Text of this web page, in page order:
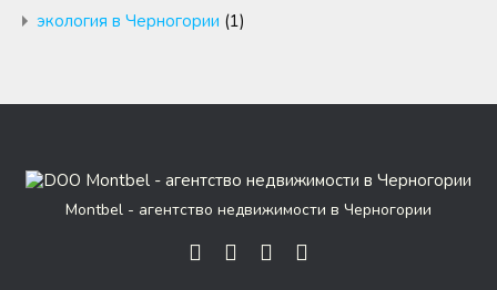
экология в Черногории (1)
Montbel - агентство недвижимости в Черногории